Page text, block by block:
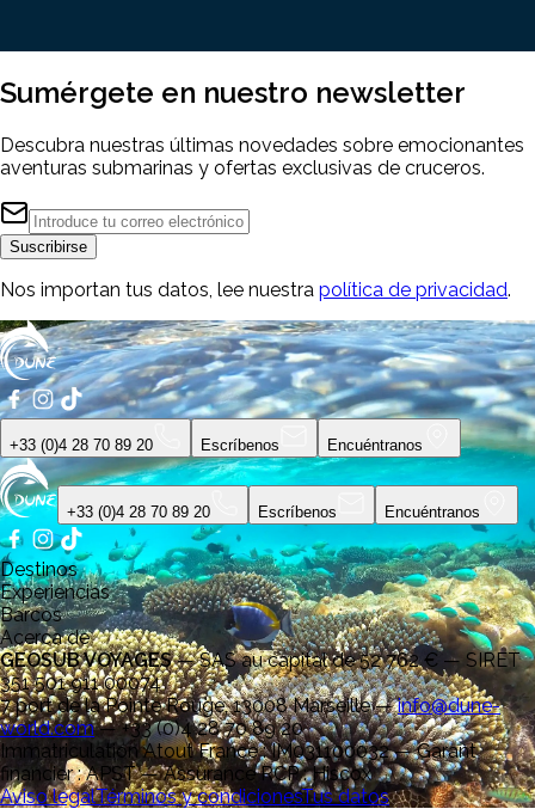
Sumérgete en nuestro newsletter
Descubra nuestras últimas novedades sobre emocionantes
aventuras submarinas y ofertas exclusivas de cruceros.
Suscribirse
Nos importan tus datos, lee nuestra política de privacidad.
+33 (0)4 28 70 89 20 Escríbenos Encuéntranos
+33 (0)4 28 70 89 20 Escríbenos Encuéntranos
Destinos
Experiencias
Barcos
Acerca de
GEOSUB VOYAGES—SAS au capital de 52 762 € — SIRET
351 501 911 00074
7 port de la Pointe Rouge, 13008 Marseille—info@dune-
world.com—+33 (0)4 28 70 89 20
Immatriculation Atout France : IM031100032 — Garant
financier : APST — Assurance RCP : Hiscox
Aviso legalTérminos y condicionesTus datos